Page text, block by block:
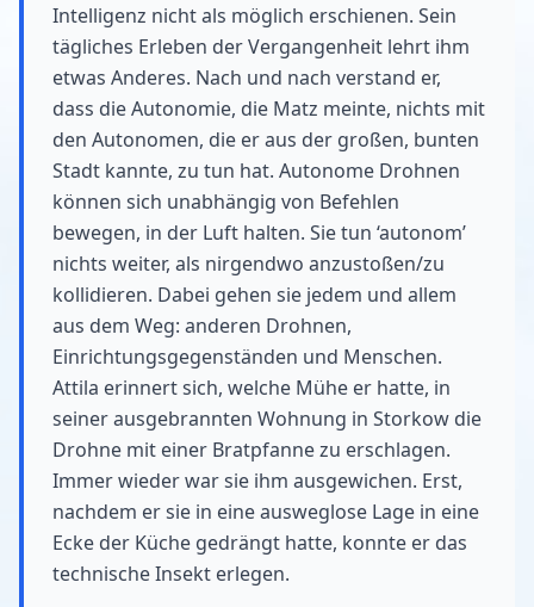
Intelligenz nicht als möglich erschienen. Sein
tägliches Erleben der Vergangenheit lehrt ihm
etwas Anderes. Nach und nach verstand er,
dass die Autonomie, die Matz meinte, nichts mit
den Autonomen, die er aus der großen, bunten
Stadt kannte, zu tun hat. Autonome Drohnen
können sich unabhängig von Befehlen
bewegen, in der Luft halten. Sie tun ‘autonom’
nichts weiter, als nirgendwo anzustoßen/zu
kollidieren. Dabei gehen sie jedem und allem
aus dem Weg: anderen Drohnen,
Einrichtungsgegenständen und Menschen.
Attila erinnert sich, welche Mühe er hatte, in
seiner ausgebrannten Wohnung in Storkow die
Drohne mit einer Bratpfanne zu erschlagen.
Immer wieder war sie ihm ausgewichen. Erst,
nachdem er sie in eine ausweglose Lage in eine
Ecke der Küche gedrängt hatte, konnte er das
technische Insekt erlegen.